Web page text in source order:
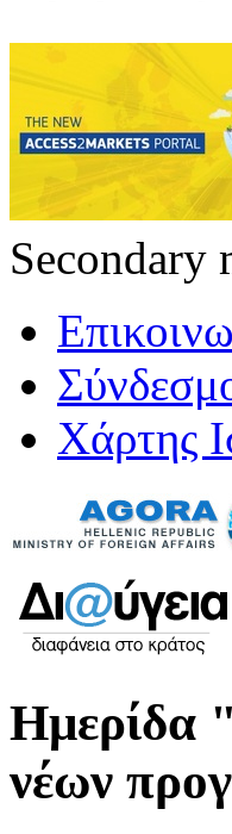
Secondary
Χάρτης
Ημερίδα
νέων